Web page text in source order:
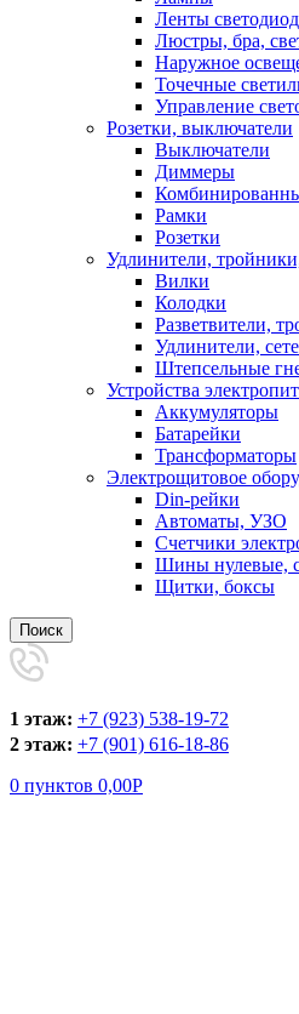
Ленты
Люстры, бра,
Наружное
Точечные
Управление
Розетки, выключатели
Выключатели
Диммеры
Рамки
Розетки
Удлинители,
Вилки
Колодки
Разветвители,
Удлинители,
Штепсельные
Устройства
Аккумуляторы
Батарейки
Трансформаторы
Электрощитовое
Din-рейки
Автоматы, УЗО
Счетчики
Шины нулевые,
Щитки, боксы
Поиск
1 этаж: +7 (923) 538-19-72
2 этаж: +7 (901) 616-18-86
0 пунктов 0,00Р